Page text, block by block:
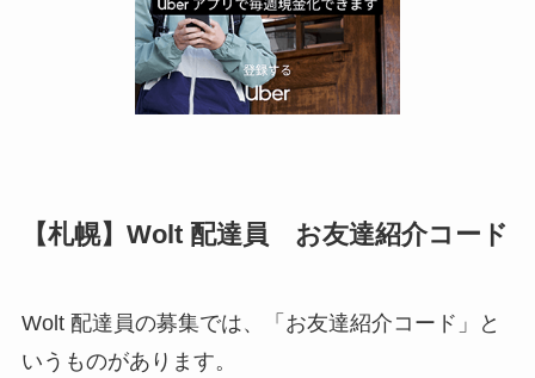
【札幌】Wolt 配達員 お友達紹介コード
Wolt 配達員の募集では、「お友達紹介コード」と
いうものがあります。